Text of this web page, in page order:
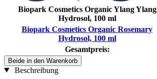
Biopark Cosmetics Organic Ylang Ylang
Hydrosol, 100 ml
Biopark Cosmetics Organic Rosemary
Hydrosol, 100 ml
Gesamtpreis:
Beide in den Warenkorb
Beschreibung